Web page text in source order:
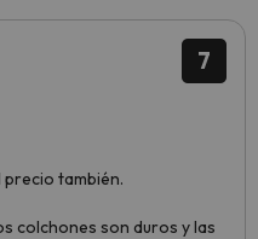
7
precio también.
colchones son duros y las